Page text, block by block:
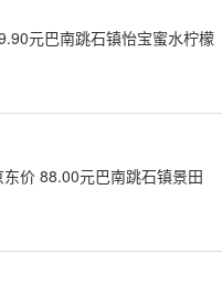
元巴南跳石镇怡宝蜜水柠檬
价 88.00元巴南跳石镇景田